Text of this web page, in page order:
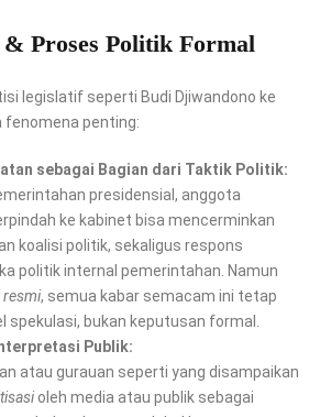
Proses Politik Formal
legislatif seperti Budi Djiwandono ke
fenomena penting:
sebagai Bagian dari Taktik Politik:
presidensial, anggota
ke kabinet bisa mencerminkan
koalisi politik, sekaligus respons
politik internal pemerintahan. Namun
, semua kabar semacam ini tetap
spekulasi, bukan keputusan formal.
Publik:
atau gurauan seperti yang disampaikan
oleh media atau publik sebagai